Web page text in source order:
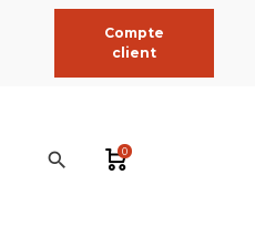
Compte
client
search 0